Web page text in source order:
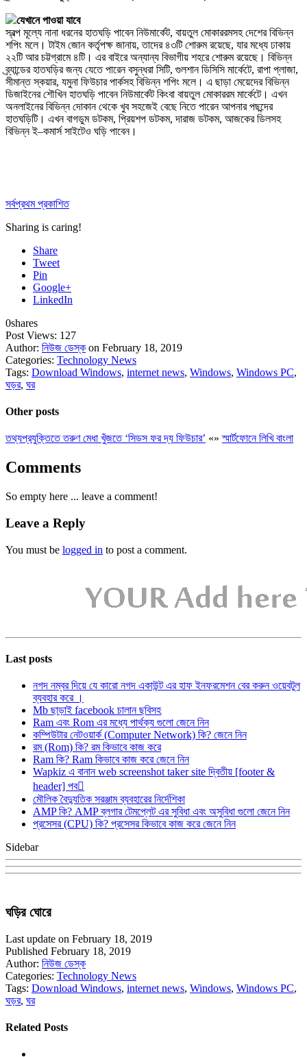
যেখানে পাওয়া যাবে
স্বল্প মূল্যে নানা ধরনের হাতঘড়ি পাবেন নিউমার্কেট, বায়তুল মোকাররমসহ দেশের বিভিন্ন
শপিং মলে। টাইম জোন কর্তৃপক্ষ জানায়, তাদের ৪৩টি শোরুম রয়েছে, যার মধ্যে ঢাকায়
২২টি আর চট্টগ্রামে ৪টি। এর বাইরে অন্যান্য বিভাগীয় শহরে শোরুম রয়েছে। বিভিন্ন
ব্র্যান্ডের হাতঘড়ির জন্য যেতে পারেন বসুন্ধরা সিটি, গুলশান ডিসিসি মার্কেটে, রাপা প্লাজা,
সীমান্ত স্কয়ার, যমুনা ফিউচার পার্কসহ বিভিন্ন শপিং মলে। এ ছাড়া মেয়েদের বিভিন্ন
ডিজাইনের শৌখিন হাতঘড়ি পাবেন নিউমার্কেট কিংবা বায়তুল মোকাররম মার্কেটে। এখন
অনলাইনের বিভিন্ন দোকান থেকে খুব সহজেই বেছে নিতে পারেন আপনার পছন্দের
হাতঘড়িটি। এখন বাগডুম ডটকম, প্রিয়শপ ডটকম, দারাজ ডটকম, আজকের ডিলসহ
বিভিন্ন ই–কমার্স সাইটেও ঘড়ি পাবেন।
সর্বপ্রথম প্রকাশিত
Sharing is caring!
Share
Tweet
Pin
Google+
LinkedIn
0shares
Post Views: 127
Author: নিউজ ডেস্ক on February 18, 2019
Categories: Technology News
Tags: Download Windows, internet news, Windows, Windows PC,
ঘড়র, ঘর
Other posts
তথ্যপ্রযুক্তিতে তরুণ মেধা খুঁজতে ‘সিডস ফর দ্য ফিউচার’ «»স্মার্টফোনে লিখি বাংলা
Comments
So empty here ... leave a comment!
Leave a Reply
You must be logged in to post a comment.
Last posts
নগদ নম্বর দিয়ে যে কারো নগদ একাউন্ট এর হাফ ইনফরমেশন বের করুন ওয়েবটুল
ব্যবহার করে ।
Mb ছাড়াই facebook চালান ছবিসহ
Ram এবং Rom এর মধ্যে পার্থক্য গুলো জেনে নিন
কম্পিউটার নেটওয়ার্ক (Computer Network) কি? জেনে নিন
রম (Rom) কি? রম কিভাবে কাজ করে
Ram কি? Ram কিভাবে কাজ করে জেনে নিন
Wapkiz এ বানান web screenshot taker site দ্বিতীয় [footer &
header] পব
মৌলিক বৈদ্যুতিক সরঞ্জাম ব্যবহারের নির্দেশিকা
AMP কি? AMP ব্লগার টেমপ্লেট এর সুবিধা এবং অসুবিধা গুলো জেনে নিন
প্রসেসর (CPU) কি? প্রসেসর কিভাবে কাজ করে জেনে নিন
Sidebar
ঘড়ির ঘোরে
Last update on February 18, 2019
Published February 18, 2019
Author: নিউজ ডেস্ক
Categories: Technology News
Tags: Download Windows, internet news, Windows, Windows PC,
ঘড়র, ঘর
Related Posts